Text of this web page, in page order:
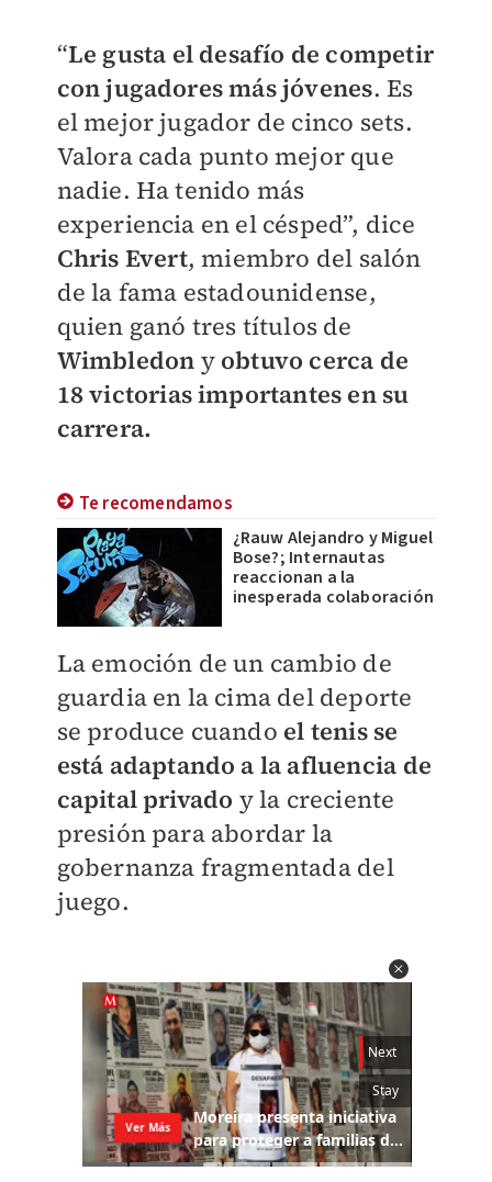
“Le gusta el desafío de competir
con jugadores más jóvenes. Es
el mejor jugador de cinco sets.
Valora cada punto mejor que
nadie. Ha tenido más
experiencia en el césped”, dice
Chris Evert, miembro del salón
de la fama estadounidense,
quien ganó tres títulos de
Wimbledon y obtuvo cerca de
18 victorias importantes en su
carrera.
Te recomendamos
¿Rauw Alejandro y Miguel
Bose?; Internautas
reaccionan a la
inesperada colaboración
La emoción de un cambio de
guardia en la cima del deporte
se produce cuando el tenis se
está adaptando a la afluencia de
capital privado y la creciente
presión para abordar la
gobernanza fragmentada del
juego.